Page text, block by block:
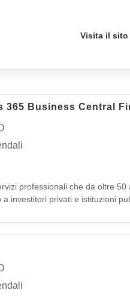
Visita il
Business Central
professionali che da oltre
investitori privati e istituzioni